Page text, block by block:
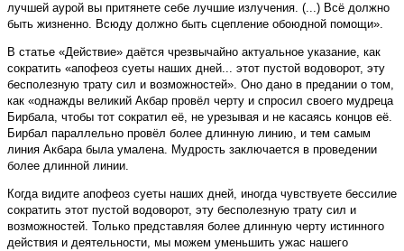
лучшей аурой вы притянете себе лучшие излучения. (...) Всё должно
быть жизненно. Всюду должно быть сцепление обоюдной помощи».
В статье «Действие» даётся чрезвычайно актуальное указание, как
сократить «апофеоз суеты наших дней... этот пустой водоворот, эту
бесполезную трату сил и возможностей». Оно дано в предании о том,
как «однажды великий Акбар провёл черту и спросил своего мудреца
Бирбала, чтобы тот сократил её, не урезывая и не касаясь концов её.
Бирбал параллельно провёл более длинную линию, и тем самым
линия Акбара была умалена. Мудрость заключается в проведении
более длинной линии.
Когда видите апофеоз суеты наших дней, иногда чувствуете бессилие
сократить этот пустой водоворот, эту бесполезную трату сил и
возможностей. Только представляя более длинную черту истинного
действия и деятельности, мы можем уменьшить ужас нашего